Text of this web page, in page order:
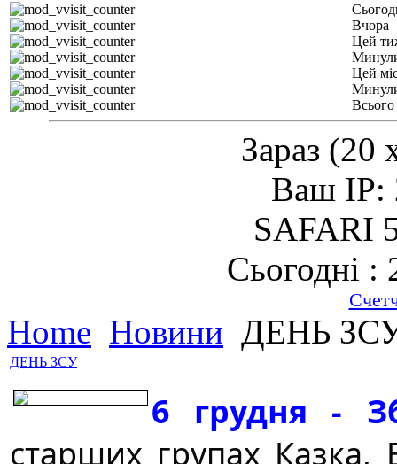
Вчора
Цей
Цей
Всього
Зараз (20
Ваш IP:
SAFARI
Сьогодні :
Home Новини ДЕНЬ
ДЕНЬ ЗСУ
6 грудня -
старших групах Казка,